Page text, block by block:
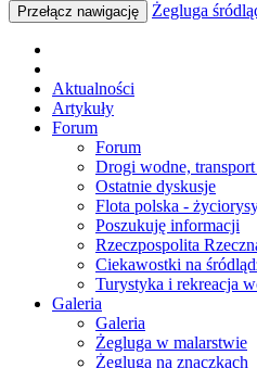
Przełącz nawigację Żegluga
Aktualności
Artykuły
Forum
Forum
Drogi wodne,
Ostatnie dyskusje
Flota polska -
Poszukuję informacji
Rzeczpospolita
Ciekawostki na
Turystyka i rekreacja
Galeria
Galeria
Żegluga w malarstwie
Żegluga na znaczkach